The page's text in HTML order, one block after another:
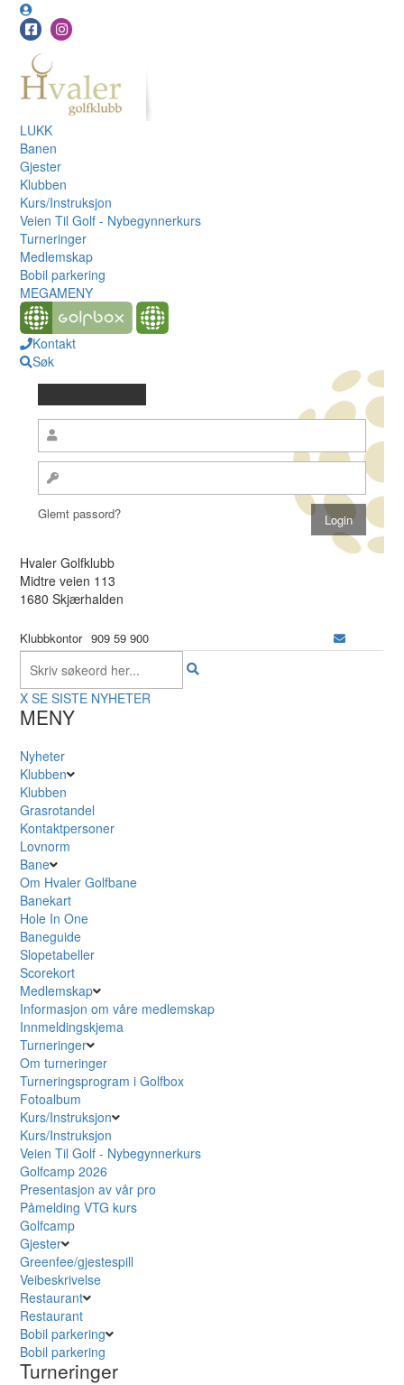
LUKK
Banen
Gjester
Klubben
Kurs/Instruksjon
Veien Til Golf - Nybegynnerkurs
Turneringer
Medlemskap
Bobil parkering
MEGAMENY
Kontakt
Søk
Glemt passord?
Hvaler Golfklubb
Midtre veien 113
1680 Skjærhalden
Klubbkontor 909 59 900
X SE SISTE NYHETER
MENY
Nyheter
Klubben
Klubben
Grasrotandel
Kontaktpersoner
Lovnorm
Bane
Om Hvaler Golfbane
Banekart
Hole In One
Baneguide
Slopetabeller
Scorekort
Medlemskap
Informasjon om våre medlemskap
Innmeldingskjema
Turneringer
Om turneringer
Turneringsprogram i Golfbox
Fotoalbum
Kurs/Instruksjon
Kurs/Instruksjon
Veien Til Golf - Nybegynnerkurs
Golfcamp 2026
Presentasjon av vår pro
Påmelding VTG kurs
Golfcamp
Gjester
Greenfee/gjestespill
Veibeskrivelse
Restaurant
Restaurant
Bobil parkering
Bobil parkering
Turneringer